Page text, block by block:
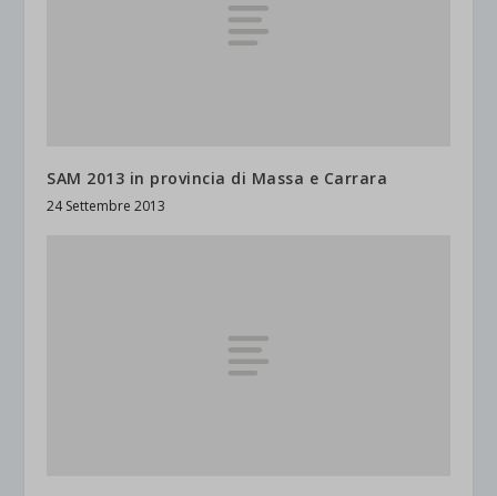
SAM 2013 in provincia di Massa e Carrara
24 Settembre 2013